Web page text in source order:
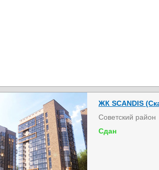
ЖК SCANDIS
Советский район
Сдан